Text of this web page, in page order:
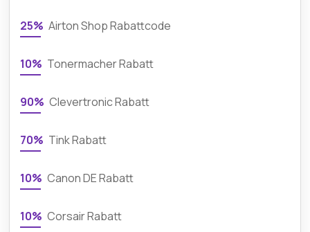
25% Airton Shop Rabattcode
10% Tonermacher Rabatt
90% Clevertronic Rabatt
70% Tink Rabatt
10% Canon DE Rabatt
10% Corsair Rabatt